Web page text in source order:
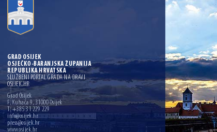
GRAD OSIJEK
OSJEČKO-BARANJSKA ŽUPANIJA
REPUBLIKA HRVATSKA
SLUŽBENI PORTAL GRADA NA DRAVI
OSIJEK.HR
Grad Osijek
F. Kuhača 9, 31000 Osijek
T: +385 31 229 229
info@osijek.hr
press@osijek.hr
www.osijek.hr